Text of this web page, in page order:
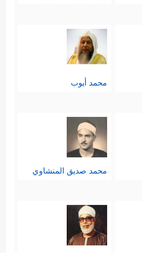
محمد أيوب
محمد صديق المنشاوي